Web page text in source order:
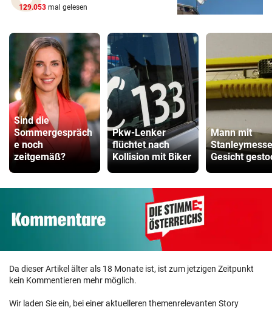
129.053 mal gelesen
Sind die
Sommergespräch
e noch
zeitgemäß?
Pkw-Lenker
flüchtet nach
Kollision mit Biker
Mann mit
Gesicht
Da dieser Artikel älter als 18 Monate ist, ist zum jetzigen Zeitpunkt
kein Kommentieren mehr möglich.
Wir laden Sie ein, bei einer aktuelleren themenrelevanten Story